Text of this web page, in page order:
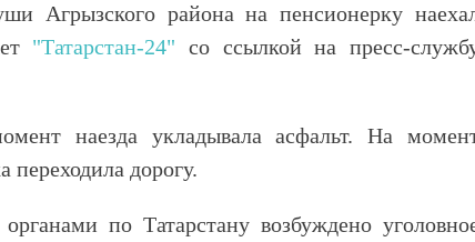
Агрызского района на пенсионерку
"Татарстан-24" со ссылкой на пресс-
наезда укладывала асфальт. На
переходила дорогу.
по Татарстану возбуждено